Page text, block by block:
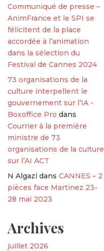
Communiqué de presse –
AnimFrance et le SPI se
félicitent de la place
accordée à l’animation
dans la sélection du
Festival de Cannes 2024
73 organisations de la
culture interpellent le
gouvernement sur l’IA -
Boxoffice Pro dans
Courrier à la première
ministre de 73
organisations de la culture
sur l’AI ACT
N Algazi dansCANNES – 2
pièces face Martinez 23-
28 mai 2023
Archives
juillet 2026